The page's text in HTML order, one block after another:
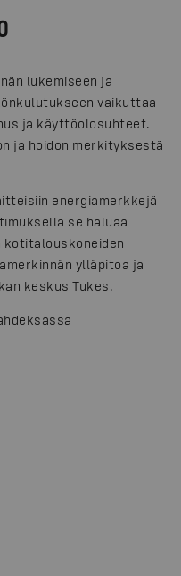
lukemiseen ja
vaikuttaa
ja käyttöolosuhteet.
ja hoidon merkityksestä
energiamerkkejä
se haluaa
ylläpitoa ja
keskus Tukes.